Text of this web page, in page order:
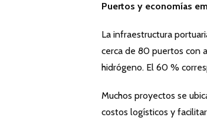
Puertos y economías
La infraestructura
cerca de 80 puertos con
hidrógeno. El 60 %
Muchos proyectos se
costos logísticos y